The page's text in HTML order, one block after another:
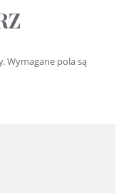
Wymagane pola są